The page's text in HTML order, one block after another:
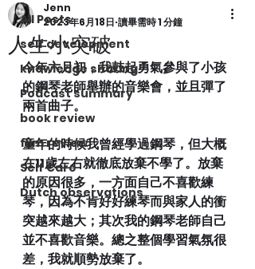
All Posts
self development
knowledge sharing
Podcast summary
book review
film review
Self Care
Dutch observations
人生小突破
Jenn
2023年6月18日 讀畢需時 1 分鐘
今年六月初，我鼓起勇氣參與了小孩
的鋼琴老師舉辦的音樂會，並且彈了
兩首曲子。
童年的時候我曾經學過鋼琴，但大概
在11歲左右就徹底放棄不學了。放棄
的原因很多，一方面自己不喜歡練
琴，因為不肯好好練琴而與家人的衝
突越來越大；其次我的鋼琴老師自己
並不喜歡音樂。總之整個學習氣氛很
差，我就順勢放棄了。